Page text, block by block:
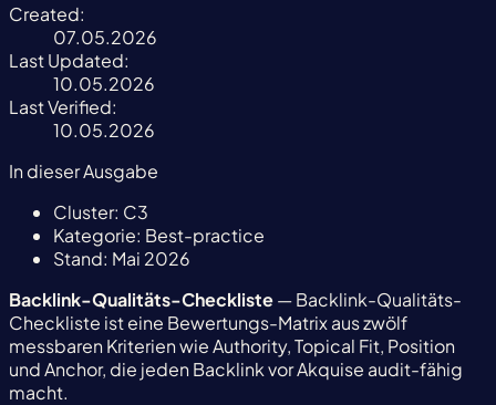
Created:
07.05.2026
Last Updated:
10.05.2026
Last Verified:
10.05.2026
In dieser Ausgabe
Cluster: C3
Kategorie: Best-practice
Stand: Mai 2026
Backlink-Qualitäts-Checkliste— Backlink-Qualitäts-
Checkliste ist eine Bewertungs-Matrix aus zwölf
messbaren Kriterien wie Authority, Topical Fit, Position
und Anchor, die jeden Backlink vor Akquise audit-fähig
macht.